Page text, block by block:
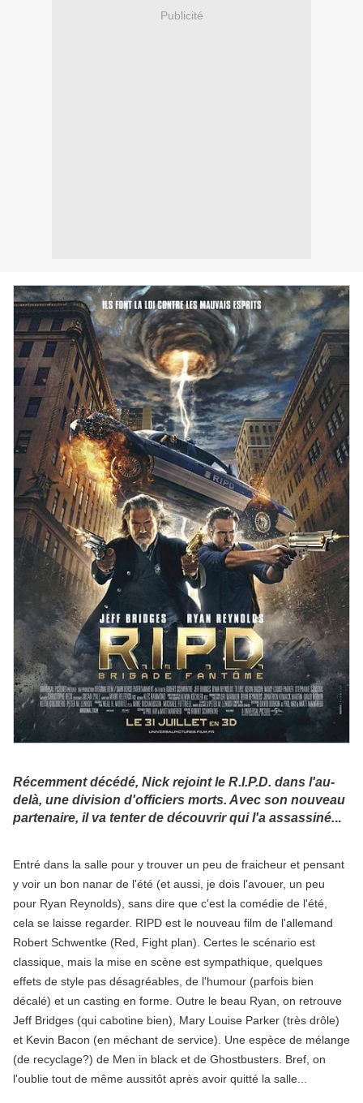
Publicité
Récemment décédé, Nick rejoint le R.I.P.D. dans l'au-
delà, une division d'officiers morts. Avec son nouveau
partenaire, il va tenter de découvrir qui l'a assassiné...
Entré dans la salle pour y trouver un peu de fraicheur et pensant
y voir un bon nanar de l'été (et aussi, je dois l'avouer, un peu
pour Ryan Reynolds), sans dire que c'est la comédie de l'été,
cela se laisse regarder. RIPD est le nouveau film de l'allemand
Robert Schwentke (Red, Fight plan). Certes le scénario est
classique, mais la mise en scène est sympathique, quelques
effets de style pas désagréables, de l'humour (parfois bien
décalé) et un casting en forme. Outre le beau Ryan, on retrouve
Jeff Bridges (qui cabotine bien), Mary Louise Parker (très drôle)
et Kevin Bacon (en méchant de service). Une espèce de mélange
(de recyclage?) de Men in black et de Ghostbusters. Bref, on
l'oublie tout de même aussitôt après avoir quitté la salle...